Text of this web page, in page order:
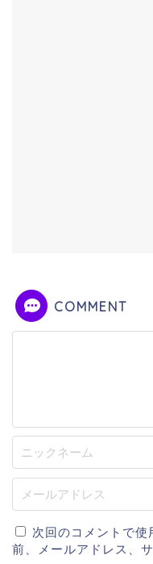
COMMENT
次回のコメントで使
前、メールアドレス、